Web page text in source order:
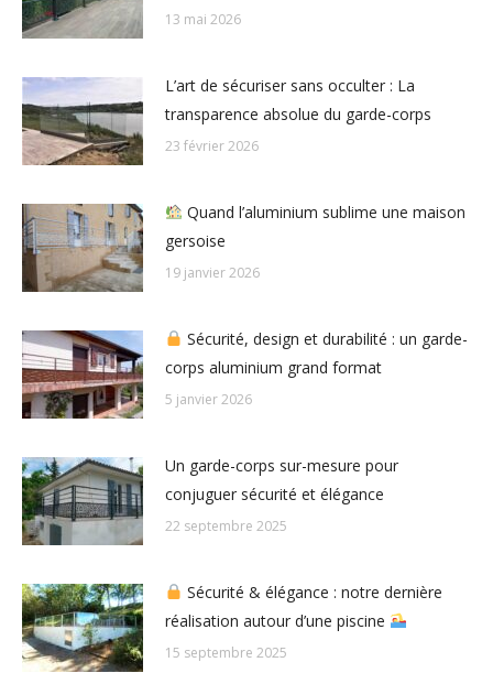
13 mai 2026
L’art de sécuriser sans occulter : La
transparence absolue du garde-corps
23 février 2026
Quand l’aluminium sublime une maison
gersoise
19 janvier 2026
Sécurité, design et durabilité : un garde-
corps aluminium grand format
5 janvier 2026
Un garde-corps sur-mesure pour
conjuguer sécurité et élégance
22 septembre 2025
Sécurité & élégance : notre dernière
réalisation autour d’une piscine
15 septembre 2025